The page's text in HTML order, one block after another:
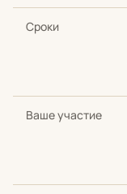
Сроки
Ваше участие